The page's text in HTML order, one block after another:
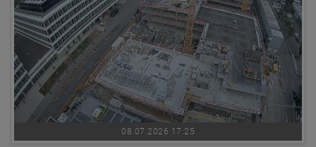
08.07.2026 17:25